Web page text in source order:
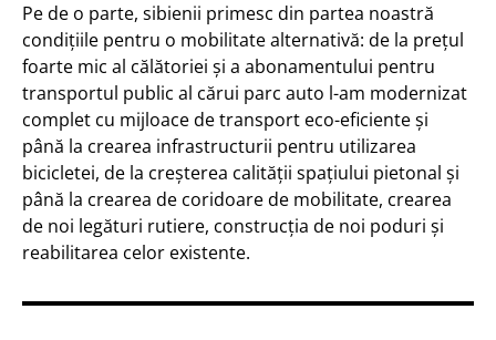
Pe de o parte, sibienii primesc din partea noastră
condițiile pentru o mobilitate alternativă: de la prețul
foarte mic al călătoriei și a abonamentului pentru
transportul public al cărui parc auto l-am modernizat
complet cu mijloace de transport eco-eficiente și
până la crearea infrastructurii pentru utilizarea
bicicletei, de la creșterea calității spațiului pietonal și
până la crearea de coridoare de mobilitate, crearea
de noi legături rutiere, construcția de noi poduri și
reabilitarea celor existente.